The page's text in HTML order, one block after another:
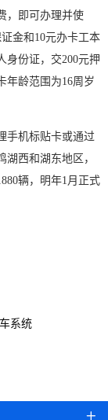
，即可办理并使
金和10元办卡工本
身份证，交200元押
年龄范围为16周岁
手机标贴卡或通过
西和湖东地区，
辆，明年1月正式
系统